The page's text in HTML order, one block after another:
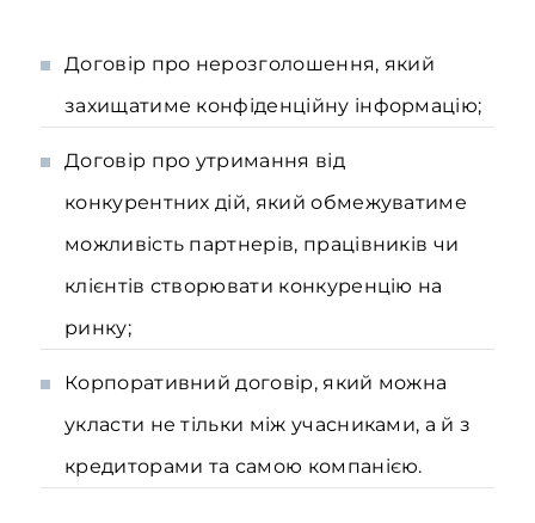
Договір про нерозголошення, який
захищатиме конфіденційну інформацію;
Договір про утримання від
конкурентних дій, який обмежуватиме
можливість партнерів, працівників чи
клієнтів створювати конкуренцію на
ринку;
Корпоративний договір, який можна
укласти не тільки між учасниками, а й з
кредиторами та самою компанією.